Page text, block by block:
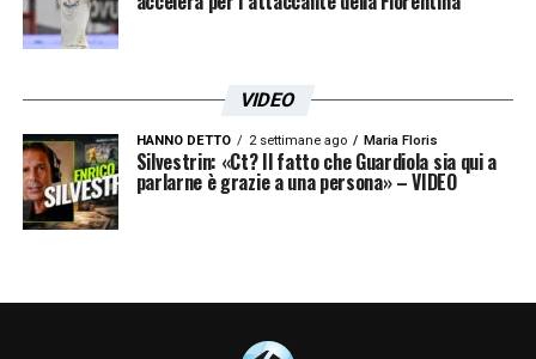
VIDEO
HANNO DETTO 2 settimane ago Maria Floris
Silvestrin: «Ct? Il fatto che Guardiola sia qui a
parlarne è grazie a una persona» – VIDEO